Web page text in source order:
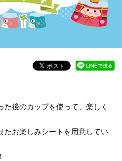
後のカップを使って、楽しく
たお楽しみシートを用意してい